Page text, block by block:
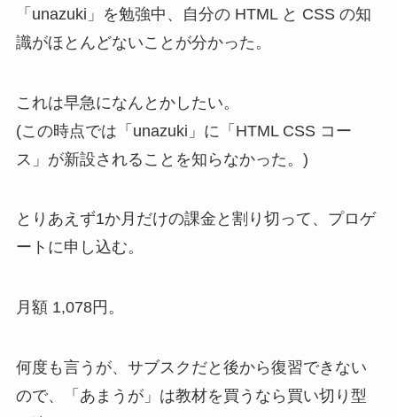
「unazuki」を勉強中、自分の HTML と CSS の知
識がほとんどないことが分かった。
これは早急になんとかしたい。
(この時点では「unazuki」に「HTML CSS コー
ス」が新設されることを知らなかった。)
とりあえず1か月だけの課金と割り切って、プロゲ
ートに申し込む。
月額 1,078円。
何度も言うが、サブスクだと後から復習できない
ので、「あまうが」は教材を買うなら買い切り型